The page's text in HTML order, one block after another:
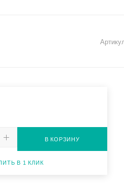
В КОРЗИНУ
В 1 КЛИК